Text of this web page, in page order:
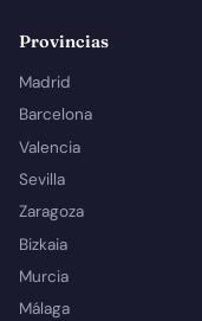
Provincias
Madrid
Barcelona
Valencia
Sevilla
Zaragoza
Bizkaia
Murcia
Málaga